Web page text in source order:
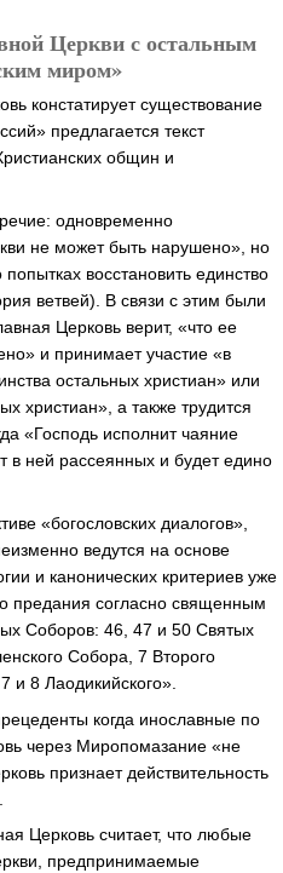
Церкви с остальным
миром»
констатирует существование
предлагается текст
общин и
одновременно
не может быть нарушено», но
восстановить единство
ветвей). В связи с этим были
Церковь верит, «что ее
и принимает участие «в
остальных христиан» или
христиан», а также трудится
«Господь исполнит чаяние
в ней рассеянных и будет едино
«богословских диалогов»,
ведутся на основе
и канонических критериев уже
предания согласно священным
Соборов: 46, 47 и 50 Святых
Собора, 7 Второго
и 8 Лаодикийского».
когда инославные по
через Миропомазание «не
признает действительность
Церковь считает, что любые
предпринимаемые